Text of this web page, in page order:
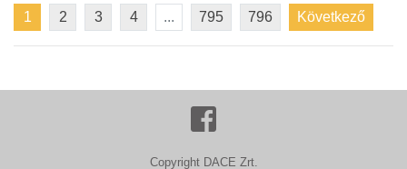
1 2 3 4 ... 795 796 Következő
Copyright DACE Zrt.